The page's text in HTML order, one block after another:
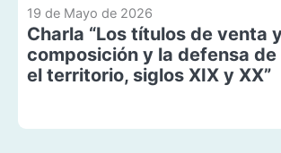
19 de Mayo de 2026
Charla “Los títulos de venta
composición y la defensa
el territorio, siglos XIX y XX”